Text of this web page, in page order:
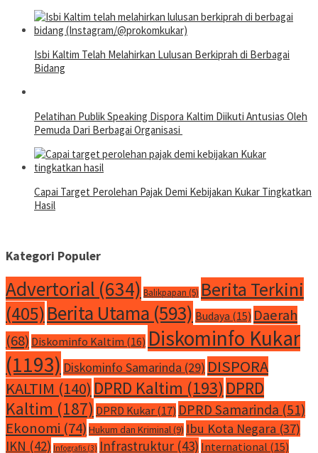
Isbi Kaltim Telah Melahirkan Lulusan Berkiprah di Berbagai
Bidang
Pelatihan Publik Speaking Dispora Kaltim Diikuti Antusias Oleh
Pemuda Dari Berbagai Organisasi
Capai Target Perolehan Pajak Demi Kebijakan Kukar Tingkatkan
Hasil
Kategori Populer
Advertorial (634) Balikpapan (5) Berita Terkini
(405)Berita Utama (593) Budaya (15) Daerah
(68) Diskominfo Kaltim (16) Diskominfo Kukar
(1193) Diskominfo Samarinda (29) DISPORA
KALTIM (140) DPRD Kaltim (193) DPRD
Kaltim (187) DPRD Kukar (17) DPRD Samarinda (51)
Ekonomi (74) Hukum dan Kriminal(9) Ibu Kota Negara (37)
IKN (42) Infografis (3) Infrastruktur (43) International (15)